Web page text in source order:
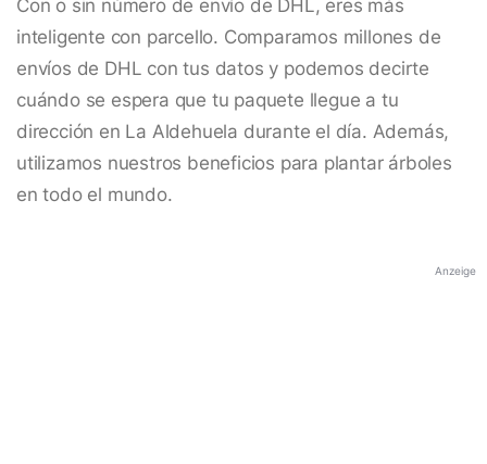
Con o sin número de envío de DHL, eres más
inteligente con parcello. Comparamos millones de
envíos de DHL con tus datos y podemos decirte
cuándo se espera que tu paquete llegue a tu
dirección en La Aldehuela durante el día. Además,
utilizamos nuestros beneficios para plantar árboles
en todo el mundo.
Anzeige